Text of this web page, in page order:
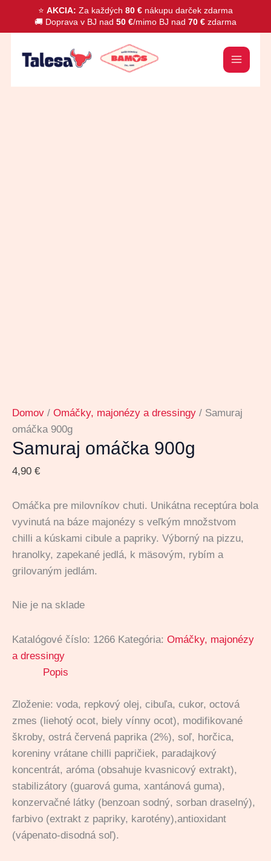
⭐ AKCIA: Za každých 80 € nákupu darček zdarma
🚚 Doprava v BJ nad 50 €/mimo BJ nad 70 € zdarma
Preskočiť
Domov / Omáčky, majonézy a dressingy / Samuraj
omáčka 900g
Samuraj omáčka 900g
4,90 €
Omáčka pre milovníkov chuti. Unikátna receptúra bola
vyvinutá na báze majonézy s veľkým množstvom
chilli a kúskami cibule a papriky. Výborný na pizzu,
hranolky, zapekané jedlá, k mäsovým, rybím a
grilovaným jedlám.
Nie je na sklade
Katalógové číslo: 1266 Kategória: Omáčky, majonézy
a dressingy
Popis
Zloženie: voda, repkový olej, cibuľa, cukor, octová
zmes (liehotý ocot, biely vínny ocot), modifikované
škroby, ostrá červená paprika (2%), soľ, horčica,
koreniny vrátane chilli papričiek, paradajkový
koncentrát, aróma (obsahuje kvasnicový extrakt),
stabilizátory (guarová guma, xantánová guma),
konzervačné látky (benzoan sodný, sorban draselný),
farbivo (extrakt z papriky, karotény),antioxidant
(vápenato-disodná soľ).